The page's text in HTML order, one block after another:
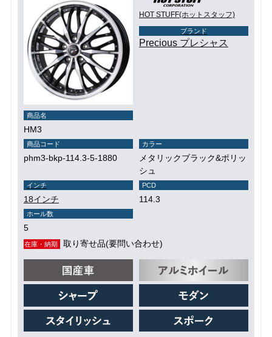
HOT STUFF(ホットスタッフ)
ブランド
Precious プレシャス
商品名
HM3
商品コード
phm3-bkp-114.3-5-1880
カラー
メタリックブラック&ポリッ
シュ
インチ
18インチ
PCD
114.3
ホール数
5
在庫・納期 取り寄せ品(要問い合わせ)